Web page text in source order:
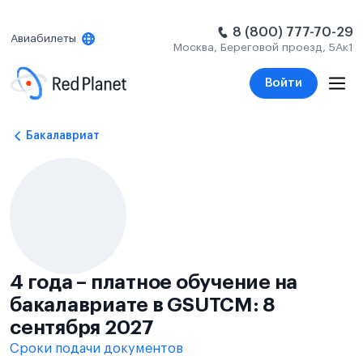
Авиабилеты 8 (800) 777-70-29
Москва, Береговой проезд, 5Ак1
Войти
Бакалавриат
4 года – платное обучение на
бакалавриате в GSUTCM: 8
сентября 2027
Сроки подачи документов